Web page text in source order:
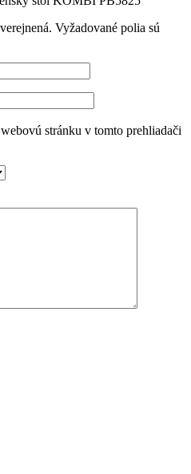
Vyžadované polia sú
stránku v tomto prehliadači